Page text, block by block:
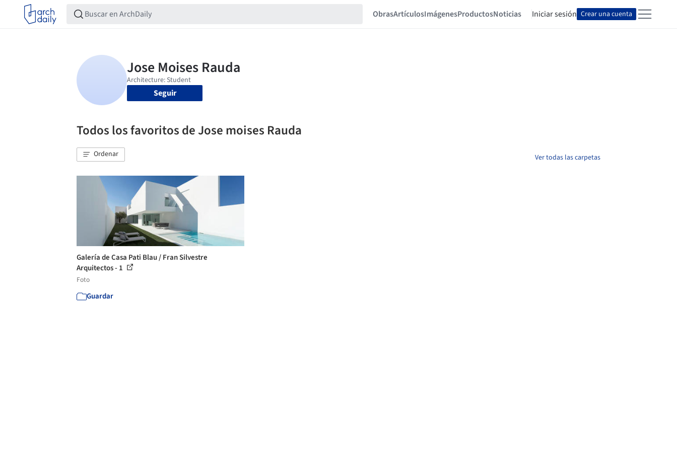
ObrasArtículosImágenesProductosNoticias Iniciar sesión Crear una cuenta
Seguir
Todos los favoritos de Jose moises Rauda
Ordenar Ver todas las carpetas
Galería de Casa Pati Blau / Fran Silvestre
Arquitectos - 1
Foto
Guardar